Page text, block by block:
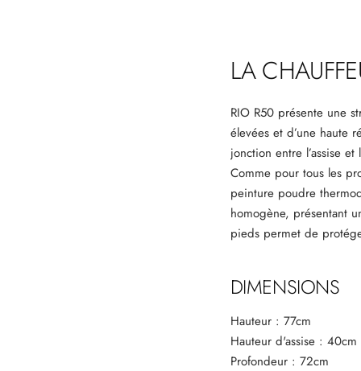
LA
RIO R50 présente une
élevées et d’une haute
jonction entre l’assise
Comme pour tous les
peinture poudre
homogène, présentant
pieds permet de
DIMENSIONS
Hauteur : 77cm
Hauteur d'assise : 40cm
Profondeur : 72cm